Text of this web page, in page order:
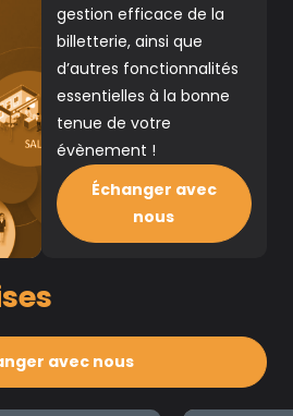
gestion efficace de la
billetterie, ainsi que
d’autres fonctionnalités
essentielles à la bonne
tenue de votre
évènement !
Échanger avec
nous
avec nous